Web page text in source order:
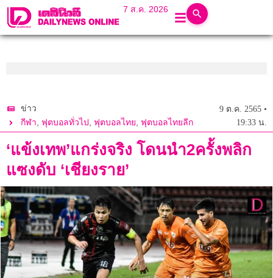
7 ส.ค. 2026
ข่าว
กีฬา, ฟุตบอลทั่วไป , ฟุตบอลไทย, ฟุตบอลไทยลีก
9 ต.ค. 2565 •
19:33 น.
‘แข้งเทพ’แกร่งจริง โดนนำ2ครั้งพลิก
แซงดับ ‘เชียงราย’